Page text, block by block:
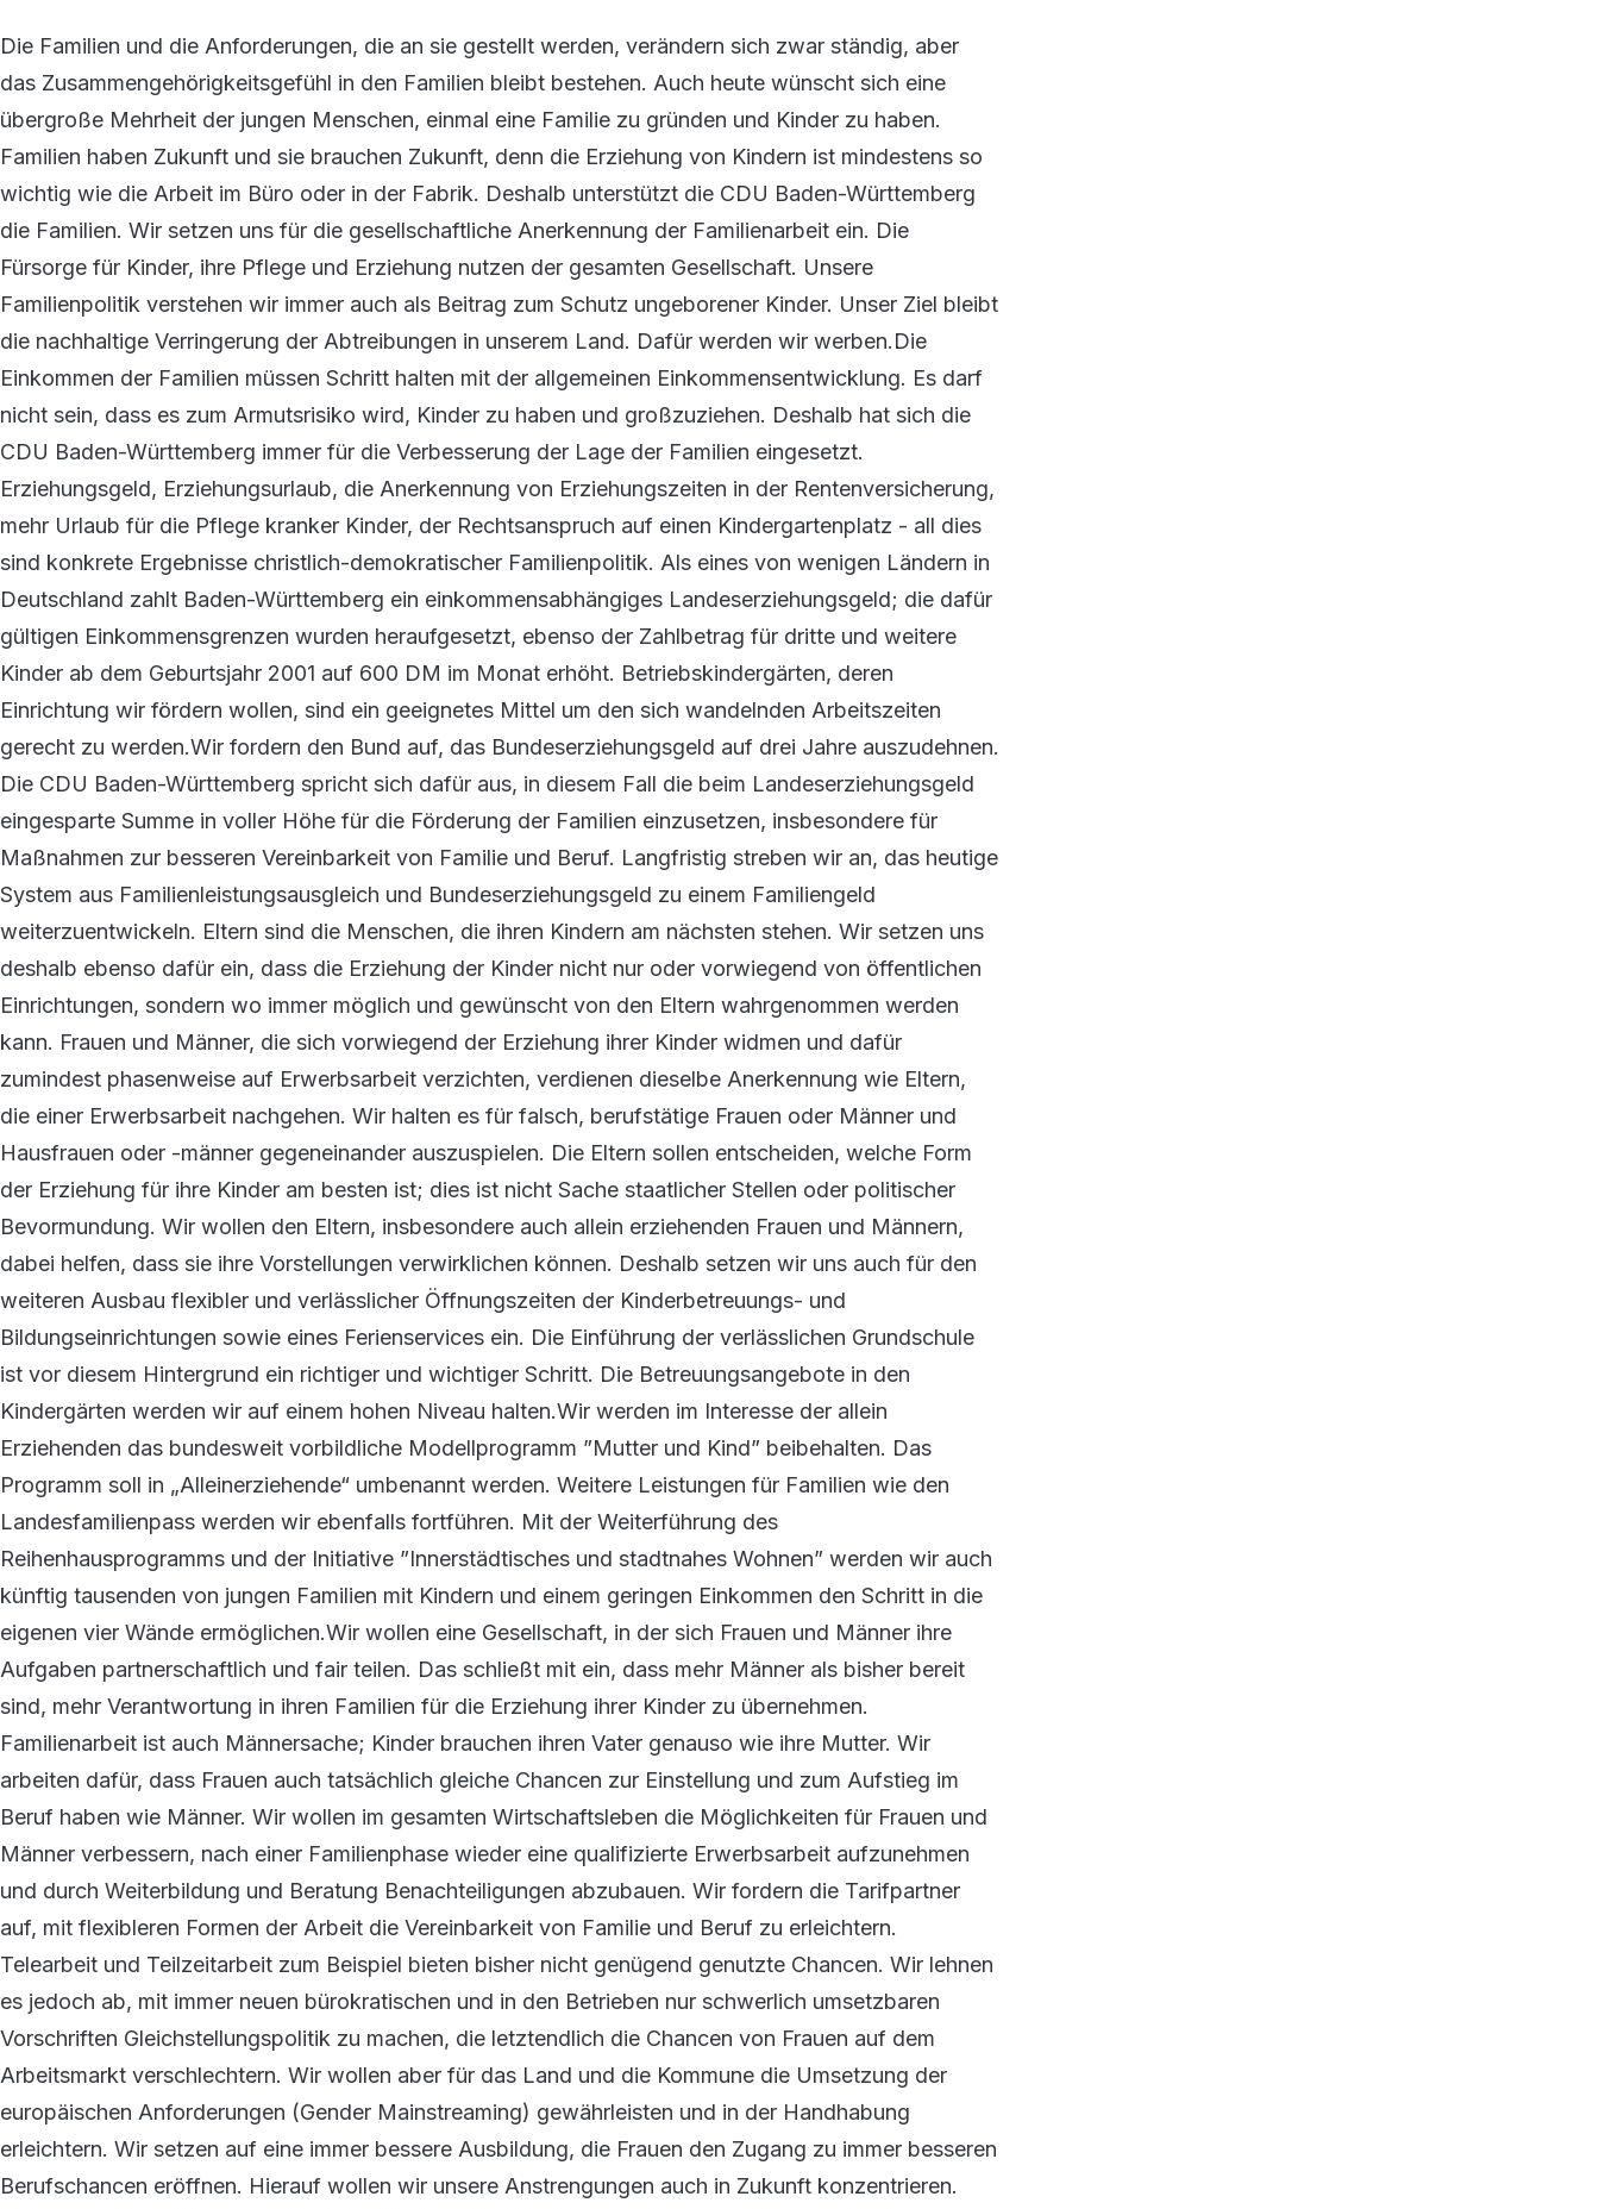
Die Familien und die Anforderungen, die an sie gestellt werden, verändern sich zwar ständig, aber
das Zusammengehörigkeitsgefühl in den Familien bleibt bestehen. Auch heute wünscht sich eine
übergroße Mehrheit der jungen Menschen, einmal eine Familie zu gründen und Kinder zu haben.
Familien haben Zukunft und sie brauchen Zukunft, denn die Erziehung von Kindern ist mindestens so
wichtig wie die Arbeit im Büro oder in der Fabrik. Deshalb unterstützt die CDU Baden-Württemberg
die Familien. Wir setzen uns für die gesellschaftliche Anerkennung der Familienarbeit ein. Die
Fürsorge für Kinder, ihre Pflege und Erziehung nutzen der gesamten Gesellschaft. Unsere
Familienpolitik verstehen wir immer auch als Beitrag zum Schutz ungeborener Kinder. Unser Ziel bleibt
die nachhaltige Verringerung der Abtreibungen in unserem Land. Dafür werden wir werben.Die
Einkommen der Familien müssen Schritt halten mit der allgemeinen Einkommensentwicklung. Es darf
nicht sein, dass es zum Armutsrisiko wird, Kinder zu haben und großzuziehen. Deshalb hat sich die
CDU Baden-Württemberg immer für die Verbesserung der Lage der Familien eingesetzt.
Erziehungsgeld, Erziehungsurlaub, die Anerkennung von Erziehungszeiten in der Rentenversicherung,
mehr Urlaub für die Pflege kranker Kinder, der Rechtsanspruch auf einen Kindergartenplatz - all dies
sind konkrete Ergebnisse christlich-demokratischer Familienpolitik. Als eines von wenigen Ländern in
Deutschland zahlt Baden-Württemberg ein einkommensabhängiges Landeserziehungsgeld; die dafür
gültigen Einkommensgrenzen wurden heraufgesetzt, ebenso der Zahlbetrag für dritte und weitere
Kinder ab dem Geburtsjahr 2001 auf 600 DM im Monat erhöht. Betriebskindergärten, deren
Einrichtung wir fördern wollen, sind ein geeignetes Mittel um den sich wandelnden Arbeitszeiten
gerecht zu werden.Wir fordern den Bund auf, das Bundeserziehungsgeld auf drei Jahre auszudehnen.
Die CDU Baden-Württemberg spricht sich dafür aus, in diesem Fall die beim Landeserziehungsgeld
eingesparte Summe in voller Höhe für die Förderung der Familien einzusetzen, insbesondere für
Maßnahmen zur besseren Vereinbarkeit von Familie und Beruf. Langfristig streben wir an, das heutige
System aus Familienleistungsausgleich und Bundeserziehungsgeld zu einem Familiengeld
weiterzuentwickeln. Eltern sind die Menschen, die ihren Kindern am nächsten stehen. Wir setzen uns
deshalb ebenso dafür ein, dass die Erziehung der Kinder nicht nur oder vorwiegend von öffentlichen
Einrichtungen, sondern wo immer möglich und gewünscht von den Eltern wahrgenommen werden
kann. Frauen und Männer, die sich vorwiegend der Erziehung ihrer Kinder widmen und dafür
zumindest phasenweise auf Erwerbsarbeit verzichten, verdienen dieselbe Anerkennung wie Eltern,
die einer Erwerbsarbeit nachgehen. Wir halten es für falsch, berufstätige Frauen oder Männer und
Hausfrauen oder -männer gegeneinander auszuspielen. Die Eltern sollen entscheiden, welche Form
der Erziehung für ihre Kinder am besten ist; dies ist nicht Sache staatlicher Stellen oder politischer
Bevormundung. Wir wollen den Eltern, insbesondere auch allein erziehenden Frauen und Männern,
dabei helfen, dass sie ihre Vorstellungen verwirklichen können. Deshalb setzen wir uns auch für den
weiteren Ausbau flexibler und verlässlicher Öffnungszeiten der Kinderbetreuungs- und
Bildungseinrichtungen sowie eines Ferienservices ein. Die Einführung der verlässlichen Grundschule
ist vor diesem Hintergrund ein richtiger und wichtiger Schritt. Die Betreuungsangebote in den
Kindergärten werden wir auf einem hohen Niveau halten.Wir werden im Interesse der allein
Erziehenden das bundesweit vorbildliche Modellprogramm ”Mutter und Kind” beibehalten. Das
Programm soll in „Alleinerziehende“ umbenannt werden. Weitere Leistungen für Familien wie den
Landesfamilienpass werden wir ebenfalls fortführen. Mit der Weiterführung des
Reihenhausprogramms und der Initiative ”Innerstädtisches und stadtnahes Wohnen” werden wir auch
künftig tausenden von jungen Familien mit Kindern und einem geringen Einkommen den Schritt in die
eigenen vier Wände ermöglichen.Wir wollen eine Gesellschaft, in der sich Frauen und Männer ihre
Aufgaben partnerschaftlich und fair teilen. Das schließt mit ein, dass mehr Männer als bisher bereit
sind, mehr Verantwortung in ihren Familien für die Erziehung ihrer Kinder zu übernehmen.
Familienarbeit ist auch Männersache; Kinder brauchen ihren Vater genauso wie ihre Mutter. Wir
arbeiten dafür, dass Frauen auch tatsächlich gleiche Chancen zur Einstellung und zum Aufstieg im
Beruf haben wie Männer. Wir wollen im gesamten Wirtschaftsleben die Möglichkeiten für Frauen und
Männer verbessern, nach einer Familienphase wieder eine qualifizierte Erwerbsarbeit aufzunehmen
und durch Weiterbildung und Beratung Benachteiligungen abzubauen. Wir fordern die Tarifpartner
auf, mit flexibleren Formen der Arbeit die Vereinbarkeit von Familie und Beruf zu erleichtern.
Telearbeit und Teilzeitarbeit zum Beispiel bieten bisher nicht genügend genutzte Chancen. Wir lehnen
es jedoch ab, mit immer neuen bürokratischen und in den Betrieben nur schwerlich umsetzbaren
Vorschriften Gleichstellungspolitik zu machen, die letztendlich die Chancen von Frauen auf dem
Arbeitsmarkt verschlechtern. Wir wollen aber für das Land und die Kommune die Umsetzung der
europäischen Anforderungen (Gender Mainstreaming) gewährleisten und in der Handhabung
erleichtern. Wir setzen auf eine immer bessere Ausbildung, die Frauen den Zugang zu immer besseren
Berufschancen eröffnen. Hierauf wollen wir unsere Anstrengungen auch in Zukunft konzentrieren.